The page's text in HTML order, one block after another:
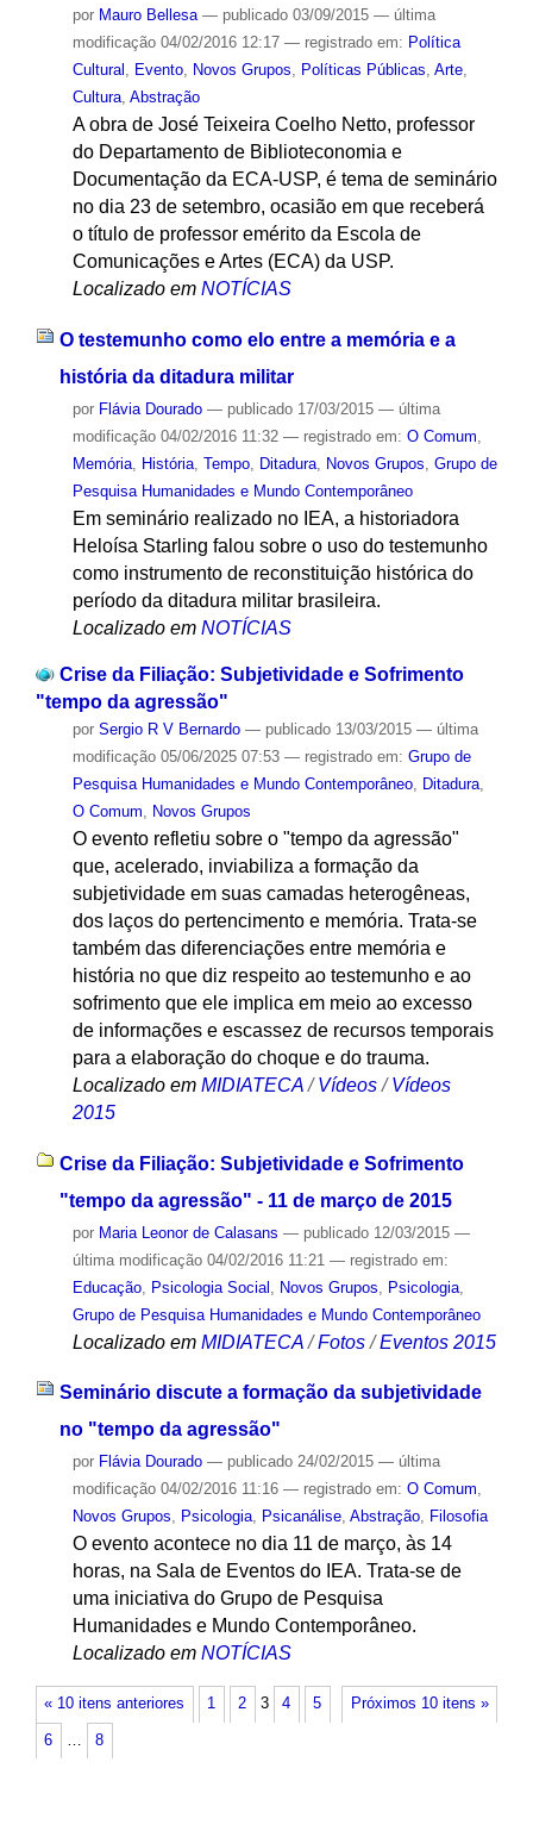
por Mauro Bellesa — publicado03/09/2015 — última
modificação04/02/2016 12:17 — registrado em: Política
Cultural , Evento, Novos Grupos, Políticas Públicas, Arte,
Cultura, Abstração
A obra de José Teixeira Coelho Netto, professor
do Departamento de Biblioteconomia e
Documentação da ECA-USP, é tema de seminário
no dia 23 de setembro, ocasião em que receberá
o título de professor emérito da Escola de
Comunicações e Artes (ECA) da USP.
Localizado em NOTÍCIAS
O testemunho como elo entre a memória e a
história da ditadura militar
por Flávia Dourado — publicado17/03/2015 — última
modificação04/02/2016 11:32 — registrado em: O Comum,
Memória, História, Tempo, Ditadura, Novos Grupos, Grupo de
Pesquisa Humanidades e Mundo Contemporâneo
Em seminário realizado no IEA, a historiadora
Heloísa Starling falou sobre o uso do testemunho
como instrumento de reconstituição histórica do
período da ditadura militar brasileira.
Localizado em NOTÍCIAS
Crise da Filiação: Subjetividade e Sofrimento
"tempo da agressão"
por Sergio R V Bernardo — publicado13/03/2015 — última
modificação05/06/2025 07:53 — registrado em: Grupo de
Pesquisa Humanidades e Mundo Contemporâneo, Ditadura,
O Comum
Novos Grupos
O evento refletiu sobre o "tempo da agressão"
que, acelerado, inviabiliza a formação da
subjetividade em suas camadas heterogêneas,
dos laços do pertencimento e memória. Trata-se
também das diferenciações entre memória e
história no que diz respeito ao testemunho e ao
sofrimento que ele implica em meio ao excesso
de informações e escassez de recursos temporais
para a elaboração do choque e do trauma.
Localizado em MIDIATECA /Vídeos /Vídeos
2015
Crise da Filiação: Subjetividade e Sofrimento
"tempo da agressão" - 11 de março de 2015
por Maria Leonor de Calasans — publicado12/03/2015 —
última modificação04/02/2016 11:21 — registrado em:
Educação, Psicologia Social Novos Grupos Psicologia,
Grupo de Pesquisa Humanidades e Mundo Contemporâneo
Localizado em MIDIATECA /Fotos /Eventos 2015
Seminário discute a formação da subjetividade
no "tempo da agressão"
por Flávia Dourado — publicado24/02/2015 — última
modificação04/02/2016 11:16 — registrado em: O Comum,
Novos Grupos, Psicologia, Psicanálise, Abstração, Filosofia
O evento acontece no dia 11 de março, às 14
horas, na Sala de Eventos do IEA. Trata-se de
uma iniciativa do Grupo de Pesquisa
Humanidades e Mundo Contemporâneo.
Localizado em NOTÍCIAS
« 10 itens anteriores Próximos 10 itens »
1 2 3 4 5
6 … 8